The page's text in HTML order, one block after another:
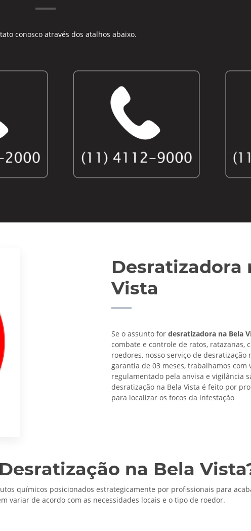
conosco através dos atalhos abaixo.
Desratizadora
Vista
Se o assunto for desratizadora na Bela
combate e controle de ratos, ratazanas,
roedores, nosso serviço de desratização
garantia de 03 meses, trabalhamos com
regulamentado pela anvisa e vigilância
desratização na Bela Vista é feito por
para localizar os focos da infestação
na Bela
químicos posicionados estrategicamente por profissionais para
variar de acordo com as necessidades locais e o tipo de roedor.